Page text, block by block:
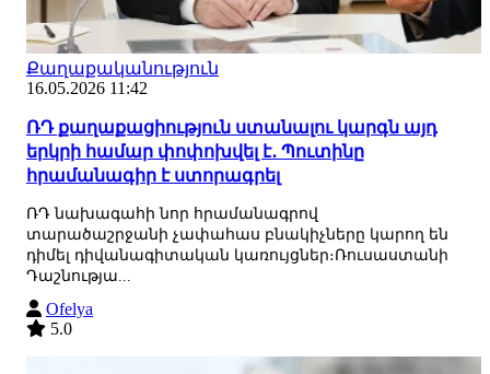
Քաղաքականություն
16.05.2026 11:42
ՌԴ քաղաքացիություն ստանալու կարգն այդ
երկրի համար փոփոխվել է․ Պուտինը
հրամանագիր է ստորագրել
ՌԴ նախագահի նոր հրամանագրով
տարածաշրջանի չափահաս բնակիչները կարող են
դիմել դիվանագիտական կառույցներ։Ռուսաստանի
Դաշնությա...
Ofelya
5.0